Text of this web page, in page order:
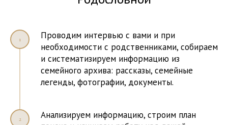
Проводим интервью с вами и при
необходимости с родственниками, собираем
и систематизируем информацию из
семейного архива: рассказы, семейные
легенды, фотографии, документы.
Анализируем информацию, строим план